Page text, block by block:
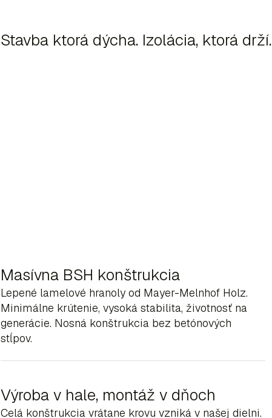
Stavba ktorá dýcha. Izolácia, ktorá drží.
Masívna BSH konštrukcia
Lepené lamelové hranoly od Mayer-Melnhof Holz.
Minimálne krútenie, vysoká stabilita, životnosť na
generácie. Nosná konštrukcia bez betónových
stĺpov.
Výroba v hale, montáž v dňoch
Celá konštrukcia vrátane krovu vzniká v našej dielni.